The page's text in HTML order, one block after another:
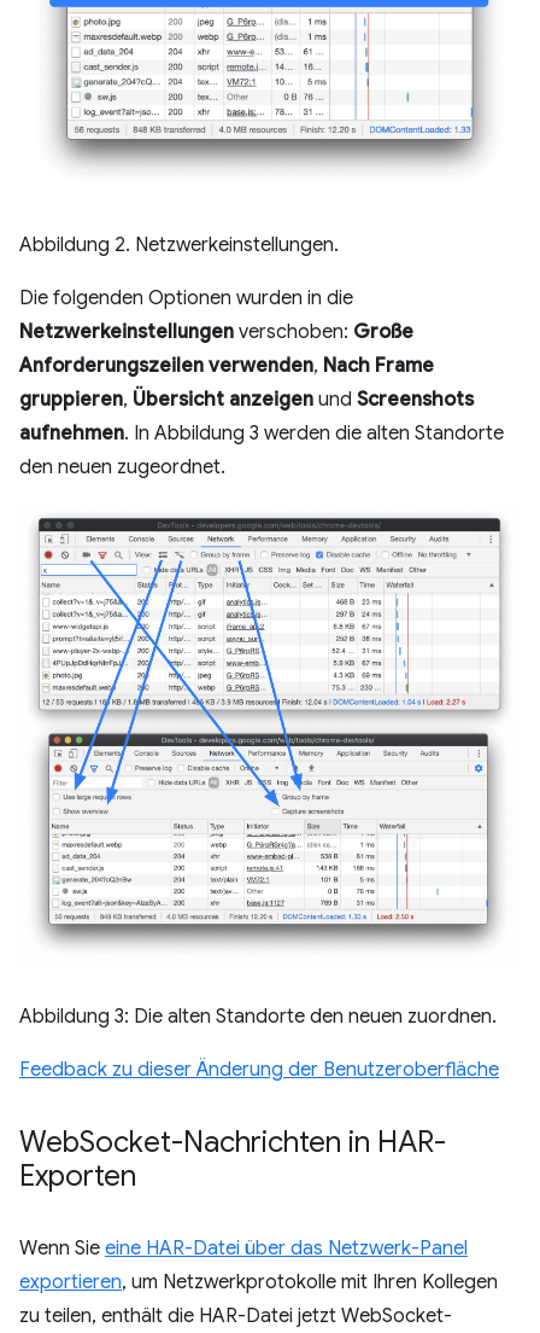
Abbildung 2. Netzwerkeinstellungen.
Die folgenden Optionen wurden in die
Netzwerkeinstellungen verschoben: Große
Anforderungszeilen verwenden, Nach Frame
gruppieren, Übersicht anzeigen und Screenshots
aufnehmen. In Abbildung 3 werden die alten Standorte
den neuen zugeordnet.
Abbildung 3: Die alten Standorte den neuen zuordnen.
Feedback zu dieser Änderung der Benutzeroberfläche
WebSocket-Nachrichten in HAR-
Exporten
Wenn Sie eine HAR-Datei über das Netzwerk-Panel
exportieren, um Netzwerkprotokolle mit Ihren Kollegen
zu teilen, enthält die HAR-Datei jetzt WebSocket-